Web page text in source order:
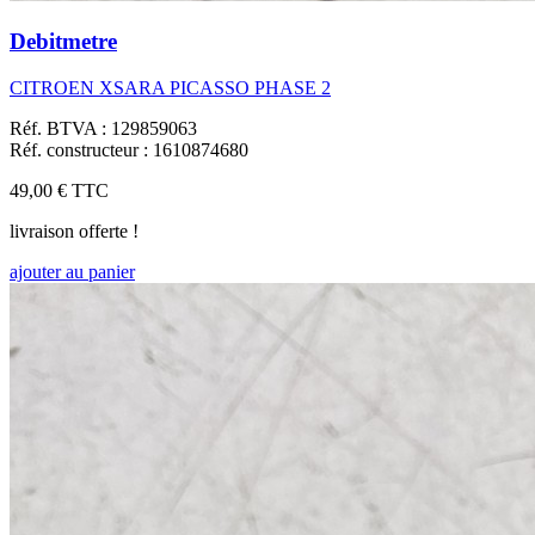
Debitmetre
CITROEN XSARA PICASSO PHASE 2
Réf. BTVA : 129859063
Réf. constructeur : 1610874680
49,00 € TTC
livraison offerte !
ajouter au panier